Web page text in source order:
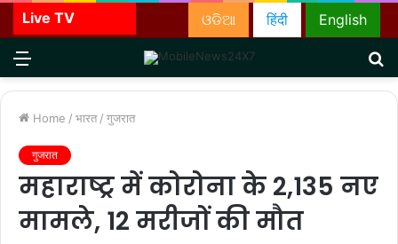
Live TV English
हिंदी
ଓଡିଆ
Menu
Home / भारत / गुजरात
गुजरात
महाराष्ट्र में कोरोना के 2,135 नए
मामले, 12 मरीजों की मौत